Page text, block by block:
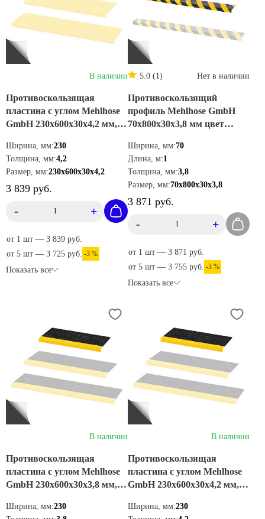
В наличии
Противоскользящая
пластина с углом Mehlhose
GmbH 230х600х30х4,2 мм,
GKXG2300600
Ширина, мм:230
Толщина, мм:4,2
Размер, мм:230х600х30х4,2
3 839 руб.
- +
от 1 шт — 3 839 руб.
от 5 шт — 3 725 руб. -3 %
Показать все
5.0 (1) Нет в наличии
Противоскользящий
профиль Mehlhose GmbH
70х800х30х3,8 мм цвет
GTMW0700800
Ширина, мм:70
Длина, м:1
Толщина, мм:3,8
Размер, мм:70х800х30х3,8
3 871 руб.
- +
от 1 шт — 3 871 руб.
от 5 шт — 3 755 руб. -3 %
Показать все
В наличии
Противоскользящая
пластина с углом Mehlhose
GmbH 230х600х30х3,8 мм,
GKMW2300600
Ширина, мм:230
В наличии
Противоскользящая
пластина с углом Mehlhose
GmbH 230х600х30х4,2 мм,
GKXW2300600
Ширина, мм:230